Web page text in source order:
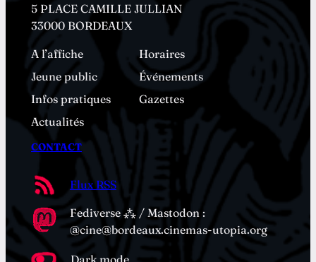
5 PLACE CAMILLE JULLIAN
33000 BORDEAUX
A l’affiche
Horaires
Jeune public
Événements
Infos pratiques
Gazettes
Actualités
CONTACT
Flux RSS
Fediverse ⁂ / Mastodon :
@cine@bordeaux.cinemas-utopia.org